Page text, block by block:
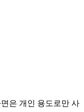
은 개인 용도로만 사